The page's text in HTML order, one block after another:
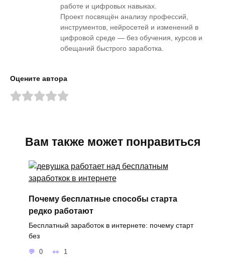
работе и цифровых навыках.
Проект посвящён анализу профессий,
инструментов, нейросетей и изменений в
цифровой среде — без обучения, курсов и
обещаний быстрого заработка.
Оцените автора
Вам также может понравиться
Почему бесплатные способы старта
редко работают
Бесплатный заработок в интернете: почему старт
без
0 1